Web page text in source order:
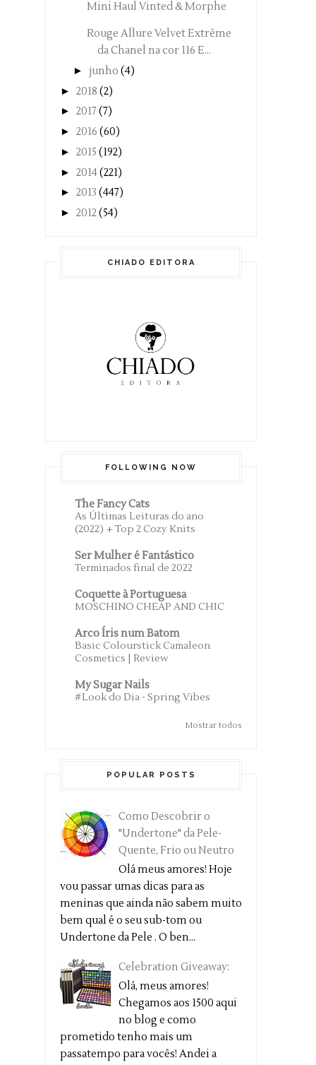
Mini Haul Vinted & Morphe
Rouge Allure Velvet Extrême
da Chanel na cor 116 E...
► junho (4)
► 2018 (2)
► 2017 (7)
► 2016 (60)
► 2015 (192)
► 2014(221)
► 2013 (447)
► 2012(54)
CHIADO EDITORA
FOLLOWING NOW
The Fancy Cats
As Últimas Leituras do ano
(2022) + Top 2 Cozy Knits
Ser Mulher é Fantástico
Terminados final de 2022
Coquette à Portuguesa
MOSCHINO CHEAP AND CHIC
Arco Íris num Batom
Basic Colourstick Camaleon
Cosmetics | Review
My Sugar Nails
#Look do Dia - Spring Vibes
Mostrar todos
POPULAR POSTS
Como Descobrir o
"Undertone" da Pele-
Quente, Frio ou Neutro
Olá meus amores! Hoje
vou passar umas dicas para as
meninas que ainda não sabem muito
bem qual é o seu sub-tom ou
Undertone da Pele . O ben...
Celebration Giveaway:
Olá, meus amores!
Chegamos aos 1500 aqui
no blog e como
prometido tenho mais um
passatempo para vocês! Andei a